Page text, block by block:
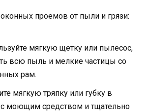
проемов от пыли и грязи:
мягкую щетку или пылесос,
всю пыль и мелкие частицы со
рам.
мягкую тряпку или губку в
с моющим средством и тщательно